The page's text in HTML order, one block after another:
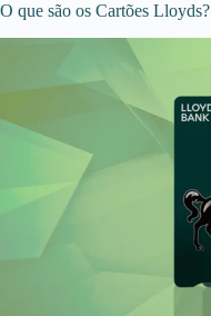
O que são os Cartões Lloyds?